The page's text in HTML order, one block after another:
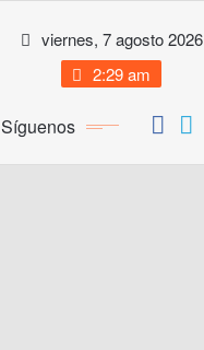
viernes, 7 agosto 2026
2:29 am
Síguenos